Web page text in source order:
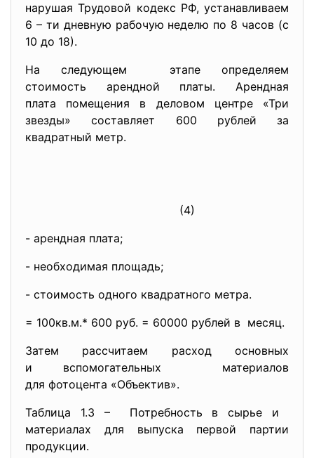
нарушая Трудовой кодекс РФ, устанавливаем
6 – ти дневную рабочую неделю по 8 часов (с
10 до 18).
На следующем этапе определяем
стоимость арендной платы. Арендная
плата помещения в деловом центре «Три
звезды» составляет 600 рублей за
квадратный метр.
(4)
- арендная плата;
- необходимая площадь;
- стоимость одного квадратного метра.
= 100кв.м.* 600 руб. = 60000 рублей в месяц.
Затем рассчитаем расход основных
и вспомогательных материалов
для фотоцента «Объектив».
Таблица 1.3 – Потребность в сырье и
материалах для выпуска первой партии
продукции.